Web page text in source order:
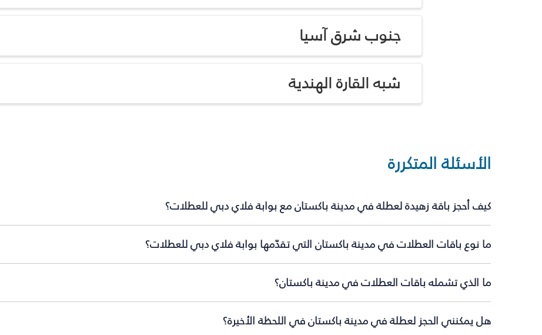
جنوب شرق آسيا
شبه القارة الهندية
الأسئلة المتكررة
كيف أحجز باقة زهيدة لعطلة في مدينة باكستان مع بوابة فلاي دبي للعطلات؟
ما نوع باقات العطلات في مدينة باكستان التي تقدّمها بوابة فلاي دبي للعطلات؟
ما الذي تشمله باقات العطلات في مدينة باكستان؟
هل يمكنني الحجز لعطلة في مدينة باكستان في اللحظة الأخيرة؟